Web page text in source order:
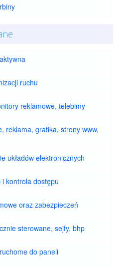
ruchu
reklamowe, telebimy
reklama, grafika, strony www,
układów elektronicznych
kontrola dostępu
oraz zabezpieczeń
sterowane, sejfy, bhp
do paneli